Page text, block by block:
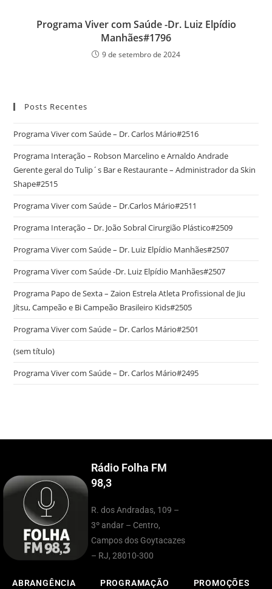
Programa Viver com Saúde -Dr. Luiz Elpídio
Manhães#1796
9 de setembro de 2024
Posts Recentes
Programa Viver com Saúde – Dr. Carlos Mário#2516
Programa Interação – Robson Marcelino e Arnaldo Andrade
Gerente geral do Tulip´s Bar e Restaurante – Administrador da Skin
Shape#2515
Programa Viver com Saúde – Dr.Carlos Mário#2511
Programa Interação – Dr. João Sobral Cirurgião Plástico#2509
Programa Viver com Saúde – Dr. Luiz Elpídio Manhães#2507
Programa Viver com Saúde -Dr. Luiz Elpídio Manhães#2507
Programa Papo de Sexta – Zaion Estrela Atleta Profissional de Jiu
Jítsu, Campeão e Bi Campeão Brasileiro Kids#2505
Programa Viver com Saúde – Dr. Carlos Mário#2501
(sem título)
Programa Viver com Saúde – Dr. Carlos Mário#2495
Rádio Folha FM
98,3
R. dos Andradas, 109 –
3º andar – Centro,
Campos dos Goytacazes
– RJ, 28010-300
ABRANGÊNCIA PROGRAMAÇÃO PROMOÇÕES